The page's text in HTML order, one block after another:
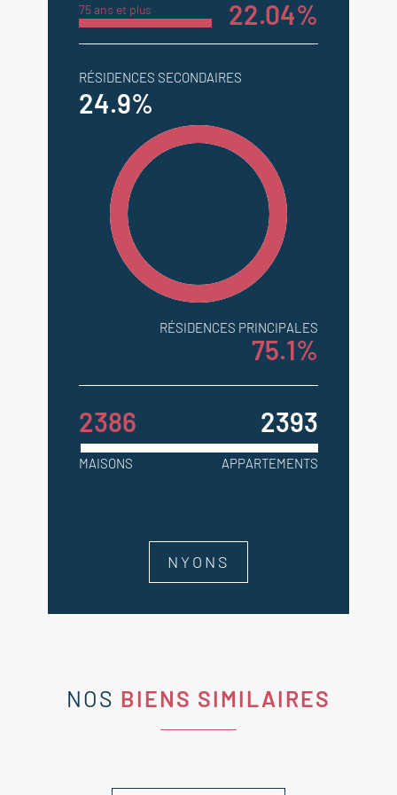
75 ans et plus 22.04%
RÉSIDENCES SECONDAIRES
24.9%
RÉSIDENCES PRINCIPALES
75.1%
2386 2393
MAISONS APPARTEMENTS
NYONS
NOS BIENS SIMILAIRES